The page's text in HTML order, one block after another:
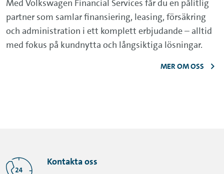
Med Volkswagen Financial Services får du en pålitlig
partner som samlar finansiering, leasing, försäkring
och administration i ett komplett erbjudande – alltid
med fokus på kundnytta och långsiktiga lösningar.
MER OM OSS
Kontakta oss